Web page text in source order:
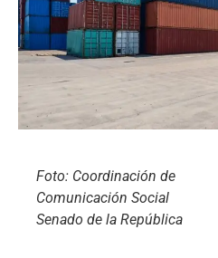
Foto: Coordinación de
Comunicación Social
Senado de la República